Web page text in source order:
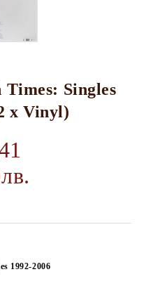
Singles
x Vinyl)
1992-2006